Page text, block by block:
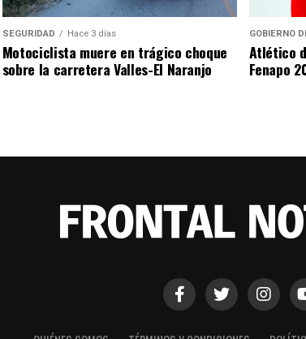
SEGURIDAD Hace 3 días
Motociclista muere en trágico choque
sobre la carretera Valles-El Naranjo
GOBIERNO
Atlético
Fenapo